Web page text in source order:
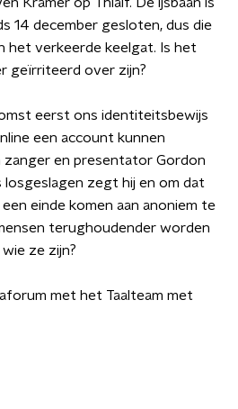
14 december gesloten, dus die
het verkeerde keelgat. Is het
geïrriteerd over zijn?
eerst ons identiteitsbewijs
een account kunnen
zanger en presentator Gordon
zegt hij en om dat
einde komen aan anoniem te
terughoudender worden
ze zijn?
met het Taalteam met